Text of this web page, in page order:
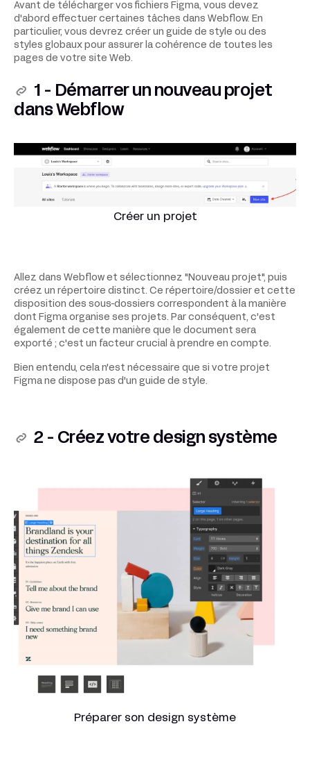
Avant de télécharger vos fichiers Figma, vous devez
d'abord effectuer certaines tâches dans Webflow. En
particulier, vous devrez créer un guide de style ou des
styles globaux pour assurer la cohérence de toutes les
pages de votre site Web.
1 - Démarrer un nouveau projet
dans Webflow
Créer un projet
Allez dans Webflow et sélectionnez "Nouveau projet", puis
créez un répertoire distinct. Ce répertoire/dossier et cette
disposition des sous-dossiers correspondent à la manière
dont Figma organise ses projets. Par conséquent, c'est
également de cette manière que le document sera
exporté ; c'est un facteur crucial à prendre en compte.
Bien entendu, cela n'est nécessaire que si votre projet
Figma ne dispose pas d'un guide de style.
2 - Créez votre design système
Préparer son design système